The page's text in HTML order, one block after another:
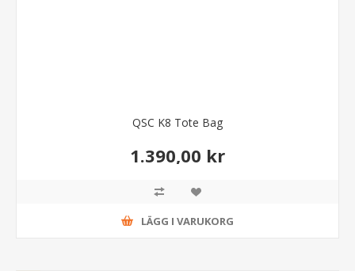
QSC K8 Tote Bag
1.390,00 kr
LÄGG I VARUKORG